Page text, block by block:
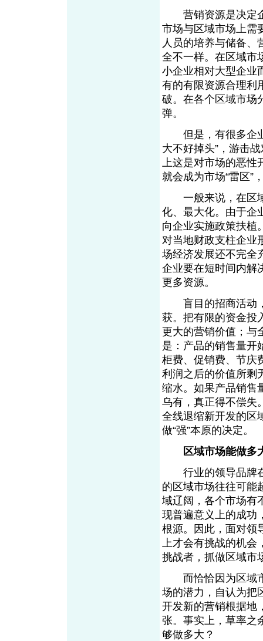
营销资源是决定企
市场与区域市场上需
人员的培养与储备、
全不一样。在区域市
小企业相对大型企业
有的有限资源合理利
破。在各个区域市场
弹。
但是，有很多企业
大不好掉头”，游击
上这是对市场的恶性
就会成为市场“雷区”
一般来说，在区域
化、最大化。由于企
向企业实施政策扶植
对当地财政支柱企业
场经济发展还不完全
企业要在短时间内解
更多资源。
盲目的招商活动，
获。把有限的资金投
更大的营销价值；与
是：产品的销售量开
柜费、促销费、节庆
利润之后的价值所剩
缩水。如果产品销售
乌有，真正得不偿失
全线退缩新开发的区
做“强”本原的决定。
区域市场能做多
行业的领导品牌在
的区域市场往往可能
域辽阔，各个市场有
现普遍意义上的成功
根源。因此，面对领
上才会有挑战的机会
挑战者，抓做区域市
而恰恰因为区域市
场的潜力，自认为把
开发新的营销根据地
张。事实上，草率之
够做多大？